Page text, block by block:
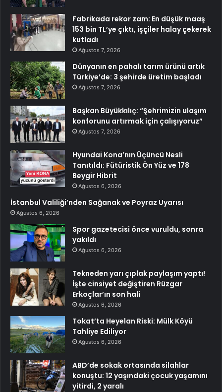
Fabrikada rekor zam: En düşük maaş
153 bin TL’ye çıktı, işçiler halay çekerek
kutladı
Ağustos 7, 2026
Dünyanın en pahalı tarım ürünü artık
Türkiye’de: 3 şehirde üretim başladı
Ağustos 7, 2026
Başkan Büyükkılıç: “Şehrimizin ulaşım
konforunu artırmak için çalışıyoruz”
Ağustos 7, 2026
Hyundai Kona’nın Üçüncü Nesli
Tanıtıldı: Fütüristik Ön Yüz ve 178
Beygir Hibrit
Ağustos 6, 2026
İstanbul Valiliği’nden Sağanak ve Poyraz Uyarısı
Ağustos 6, 2026
Spor gazetecisi önce vuruldu, sonra
yakıldı
Ağustos 6, 2026
Tekneden yarı çıplak paylaşım yaptı!
İşte cinsiyet değiştiren Rüzgar
Erkoçlar’ın son hali
Ağustos 6, 2026
Tokat’ta Heyelan Riski: Mülk Köyü
Tahliye Ediliyor
Ağustos 6, 2026
ABD’de sokak ortasında silahlar
konuştu: 12 yaşındaki çocuk yaşamını
yitirdi, 2 yaralı